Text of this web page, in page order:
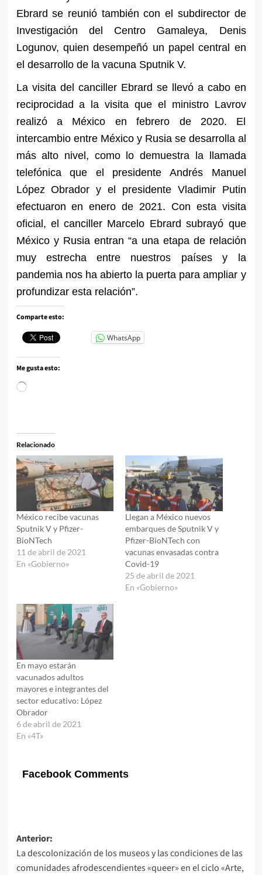
Ebrard se reunió también con el subdirector de
Investigación del Centro Gamaleya, Denis
Logunov, quien desempeñó un papel central en
el desarrollo de la vacuna Sputnik V.
La visita del canciller Ebrard se llevó a cabo en
reciprocidad a la visita que el ministro Lavrov
realizó a México en febrero de 2020. El
intercambio entre México y Rusia se desarrolla al
más alto nivel, como lo demuestra la llamada
telefónica que el presidente Andrés Manuel
López Obrador y el presidente Vladimir Putin
efectuaron en enero de 2021. Con esta visita
oficial, el canciller Marcelo Ebrard subrayó que
México y Rusia entran “a una etapa de relación
muy estrecha entre nuestros países y la
pandemia nos ha abierto la puerta para ampliar y
profundizar esta relación”.
Comparte esto:
WhatsApp
Me gusta esto:
Cargando...
Relacionado
México recibe vacunas
Sputnik V y Pfizer-
BioNTech
11 de abril de 2021
En «Gobierno»
Llegan a México nuevos
embarques de Sputnik V y
Pfizer-BioNTech con
vacunas envasadas contra
Covid-19
25 de abril de 2021
En «Gobierno»
En mayo estarán
vacunados adultos
mayores e integrantes del
sector educativo: López
Obrador
6 de abril de 2021
En «4T»
Facebook Comments
Navegación
de
Anterior:
La descolonización de los museos y las condiciones de las
comunidades afrodescendientes «queer» en el ciclo «Arte,